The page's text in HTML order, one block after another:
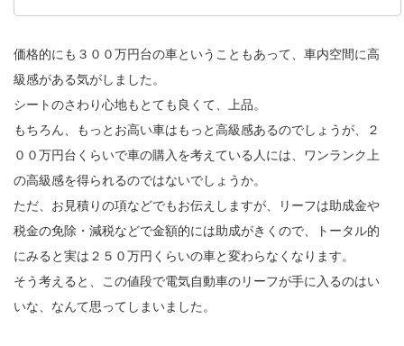
価格的にも３００万円台の車ということもあって、車内空間に高
級感がある気がしました。
シートのさわり心地もとても良くて、上品。
もちろん、もっとお高い車はもっと高級感あるのでしょうが、２
００万円台くらいで車の購入を考えている人には、ワンランク上
の高級感を得られるのではないでしょうか。
ただ、お見積りの項などでもお伝えしますが、リーフは助成金や
税金の免除・減税などで金額的には助成がきくので、トータル的
にみると実は２５０万円くらいの車と変わらなくなります。
そう考えると、この値段で電気自動車のリーフが手に入るのはい
いな、なんて思ってしまいました。